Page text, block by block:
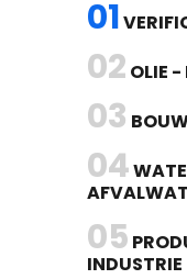
01
02 OLIE -
03
04
05
INDUSTRIE